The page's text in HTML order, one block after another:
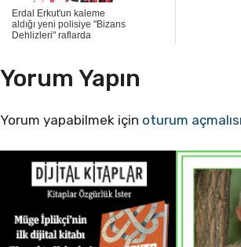
Erdal Erkut'un kaleme
aldığı yeni polisiye "Bizans
Dehlizleri" raflarda
Yorum Yapın
Yorum yapabilmek için oturum